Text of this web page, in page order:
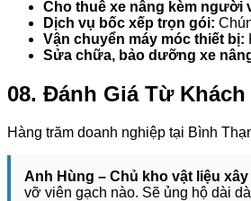
Cho thuê xe nâng kèm người
Dịch vụ bốc xếp trọn gói:
Vận chuyển máy móc thiết bị:
Sửa chữa, bảo dưỡng xe
08. Đánh Giá Từ
Hàng trăm doanh nghiệp tại Bình
Anh Hùng – Chủ kho vật liệu
vỡ viên gạch nào. Sẽ ủng hộ dài